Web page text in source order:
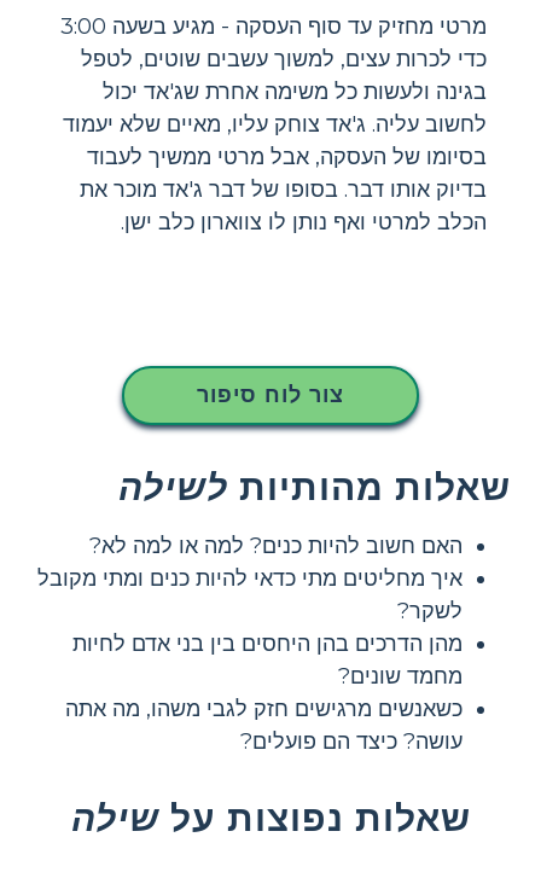
מרטי מחזיק עד סוף העסקה - מגיע בשעה 3:00
כדי לכרות עצים, למשוך עשבים שוטים, לטפל
בגינה ולעשות כל משימה אחרת שג'אד יכול
לחשוב עליה. ג'אד צוחק עליו, מאיים שלא יעמוד
בסיומו של העסקה, אבל מרטי ממשיך לעבוד
בדיוק אותו דבר. בסופו של דבר ג'אד מוכר את
הכלב למרטי ואף נותן לו צווארון כלב ישן.
צור לוח סיפור
שאלות מהותיות לשילה
האם חשוב להיות כנים? למה או למה לא?
איך מחליטים מתי כדאי להיות כנים ומתי מקובל
לשקר?
מהן הדרכים בהן היחסים בין בני אדם לחיות
מחמד שונים?
כשאנשים מרגישים חזק לגבי משהו, מה אתה
עושה? כיצד הם פועלים?
שאלות נפוצות עלשילה